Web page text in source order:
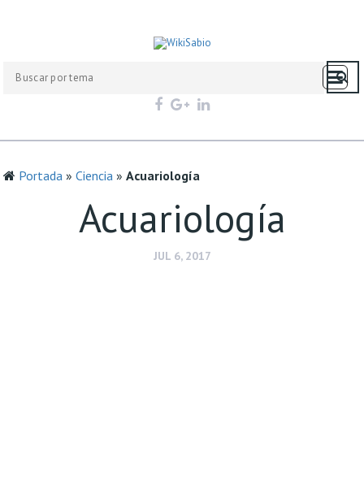
Portada »Ciencia »Acuariología
Acuariología
JUL 6, 2017